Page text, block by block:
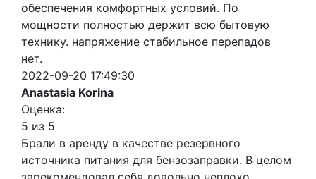
обеспечения комфортных условий. По
мощности полностью держит всю бытовую
технику. напряжение стабильное перепадов
нет.
2022-09-20 17:49:30
Anastasia Korina
Оценка:
5 из 5
Брали в аренду в качестве резервного
источника питания для бензозаправки. В целом